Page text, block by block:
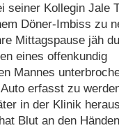
seiner Kollegin Jale
Döner-Imbiss zu
Mittagspause jäh
eines offenkundig
Mannes
erfasst zu
in der Klinik
Blut an den